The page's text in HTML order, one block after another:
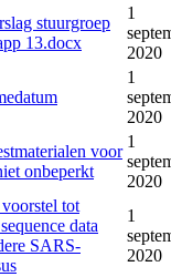
stuurgroep
13.docx
1
2020
1
2020
voor
onbeperkt
1
2020
tot
data
SARS-
1
2020